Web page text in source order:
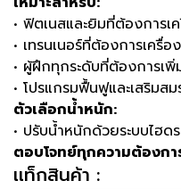
• ฟิตเนสและยิมที่ต้องการ
• เทรนเนอร์ที่ต้องการเครื่
• ผู้ฝึกทุกระดับที่ต้องการเ
• โปรแกรมฟื้นฟูและเสริมส
ตัวเลือกน้ำหนัก:
• ปรับน้ำหนักด้วยระบบไฮ
ตอบโจทย์ทุกความต้องก
เเท็กสินค้า :